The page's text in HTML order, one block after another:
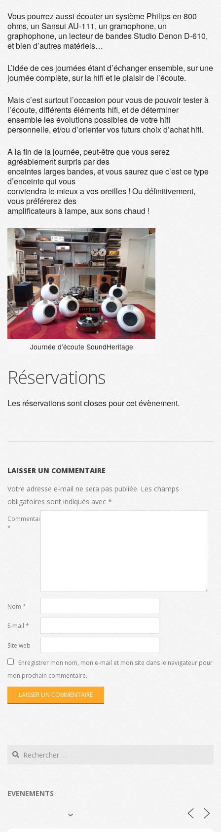
Vous pourrez aussi écouter un système Philips en 800
ohms, un Sansui AU-111, un gramophone, un
graphophone, un lecteur de bandes Studio Denon D-610,
et bien d’autres matériels…
L’idée de ces journées étant d’échanger ensemble, sur une
journée complète, sur la hifi et le plaisir de l’écoute.
Mais c’est surtout l’occasion pour vous de pouvoir tester à
l’écoute, différents éléments hifi, et de déterminer
ensemble les évolutions possibles de votre hifi
personnelle, et/ou d’orienter vos futurs choix d’achat hifi.
A la fin de la journée, peut-être que vous serez
agréablement surpris par des
enceintes larges bandes, et vous saurez que c’est ce type
d’enceinte qui vous
conviendra le mieux a vos oreilles ! Ou définitivement,
vous préférerez des
amplificateurs à lampe, aux sons chaud !
Journée d’écoute SoundHeritage
Réservations
Les réservations sont closes pour cet évènement.
09
LAISSER UN COMMENTAIRE
Votre adresse e-mail ne sera pas publiée. Les champs
obligatoires sont indiqués avec *
Commentaire
*
Nom *
E-mail *
Site web
Enregistrer mon nom, mon e-mail et mon site dans le navigateur pour
mon prochain commentaire.
Search
EVENEMENTS